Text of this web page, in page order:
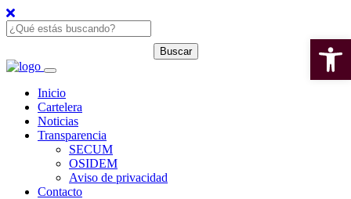
Inicio
Cartelera
Noticias
Transparencia
SECUM
OSIDEM
Aviso de privacidad
Contacto